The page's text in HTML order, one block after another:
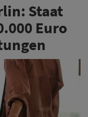
Staat
Euro